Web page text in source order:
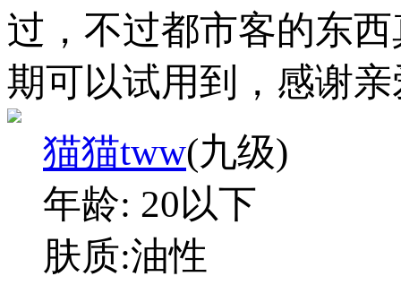
过，不过都市客的东
期可以试用到，感谢
猫猫tww(九级)
年龄: 20以下
肤质:油性